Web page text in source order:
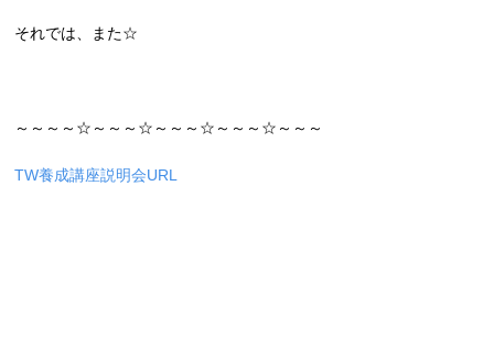
それでは、また☆
～～～～☆～～～☆～～～☆～～～☆～～～
TW養成講座説明会URL